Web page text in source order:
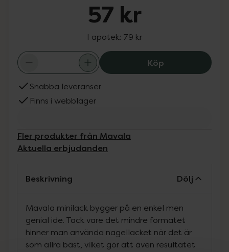
57 kr
I apotek: 79 kr
KöpMavala
Snabba leveranser
Finns i webblager
Fler produkter från Mavala
Aktuella erbjudanden
Beskrivning Dölj
Mavala minilack bygger på en enkel men
genial ide. Tack vare det mindre formatet
hinner man använda nagellacket när det är
som allra bäst, vilket gör att även resultatet